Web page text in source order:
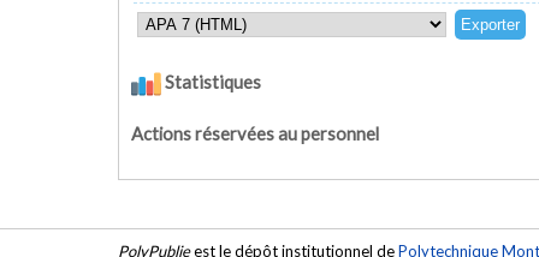
Statistiques
Actions réservées au personnel
PolyPublieest le dépôt institutionnel dePolytechnique